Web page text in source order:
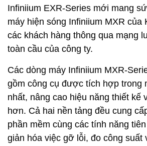
Infiniium EXR-Series mới mang
máy hiện sóng Infiniium MXR của
các khách hàng thông qua mạng
toàn cầu của công ty.
Các dòng máy Infiniium MXR-
gồm công cụ được tích hợp trong
nhất, nâng cao hiệu năng thiết kế
hơn. Cả hai nền tảng đều cung
phần mềm cùng các tính năng
giản hóa việc gỡ lỗi, đo công suất